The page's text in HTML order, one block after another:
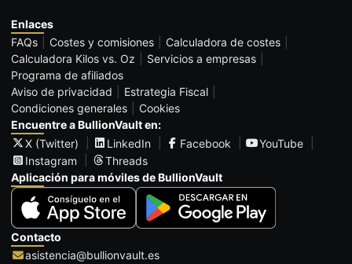
Enlaces
FAQs
Costes y comisiones
Calculadora de costes
Calculadora Kilos vs. Oz
Servicios a empresas
Programa de afiliados
Aviso de privacidad
Estrategia Fiscal
Condiciones generales
Cookies
Encuentre a BullionVault en:
X (Twitter)
LinkedIn Facebook
YouTube
Instagram
Threads
Aplicación para móviles de BullionVault
Contacto
asistencia@bullionvault.es